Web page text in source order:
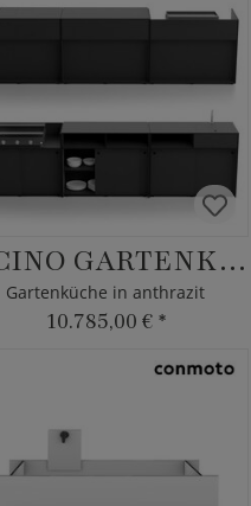
TICINO GARTENKÜCHE
Gartenküche in anthrazit
10.785,00 € *